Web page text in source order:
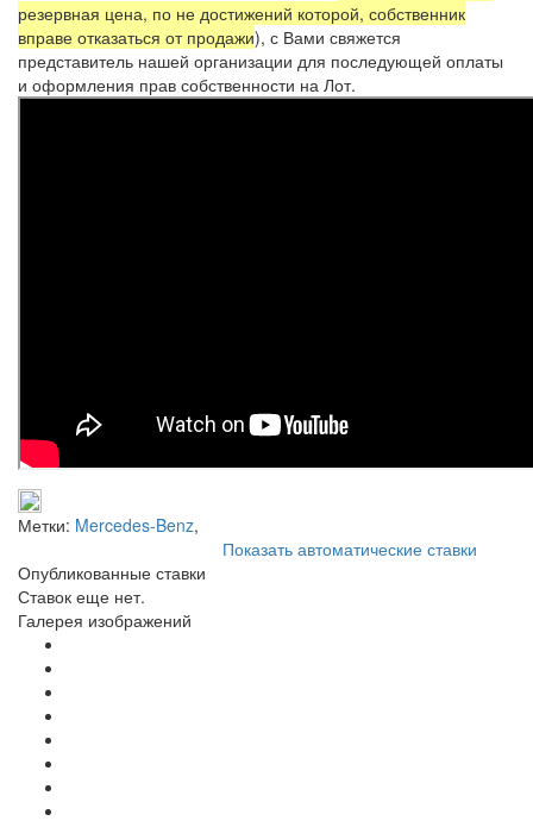
резервная цена, по не достижений которой, собственник
вправе отказаться от продажи), с Вами свяжется
представитель нашей организации для последующей оплаты
и оформления прав собственности на Лот.
Метки: Mercedes-Benz,
Показать автоматические ставки
Опубликованные ставки
Ставок еще нет.
Галерея изображений